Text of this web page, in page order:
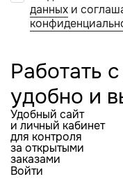
данных и
Работать
удобно и
Удобный сайт
и личный кабинет
для контроля
за открытыми
заказами
Войти